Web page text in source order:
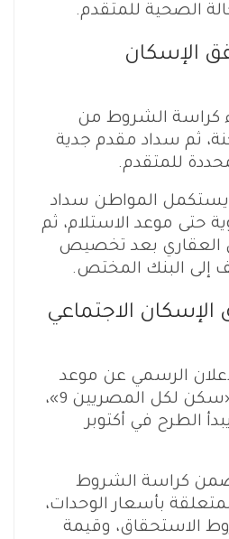
الصحية للمتقدم.
الإسكان
كراسة الشروط من
ثم سداد مقدم جدية
للمتقدم.
يستكمل المواطن سداد
حتى موعد الاستلام، ثم
العقاري بعد تخصيص
إلى البنك المختص.
الاجتماعي
الرسمي عن موعد
فتح باب الحجز في «سكن لكل المصريين 9»،
الطرح في أكتوبر
كراسة الشروط
بأسعار الوحدات،
الاستحقاق، وقيمة